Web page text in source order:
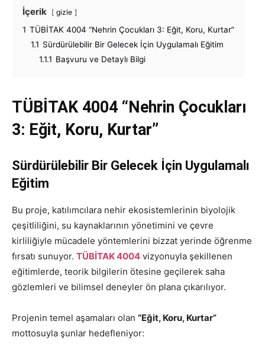
İçerik gizle
1 TÜBİTAK 4004 “Nehrin Çocukları 3: Eğit, Koru, Kurtar”
1.1 Sürdürülebilir Bir Gelecek İçin Uygulamalı Eğitim
1.1.1 Başvuru ve Detaylı Bilgi
TÜBİTAK 4004 “Nehrin Çocukları
3: Eğit, Koru, Kurtar”
Sürdürülebilir Bir Gelecek İçin Uygulamalı
Eğitim
Bu proje, katılımcılara nehir ekosistemlerinin biyolojik
çeşitliliğini, su kaynaklarının yönetimini ve çevre
kirliliğiyle mücadele yöntemlerini bizzat yerinde öğrenme
fırsatı sunuyor. TÜBİTAK 4004 vizyonuyla şekillenen
eğitimlerde, teorik bilgilerin ötesine geçilerek saha
gözlemleri ve bilimsel deneyler ön plana çıkarılıyor.
Projenin temel aşamaları olan “Eğit, Koru, Kurtar”
mottosuyla şunlar hedefleniyor: